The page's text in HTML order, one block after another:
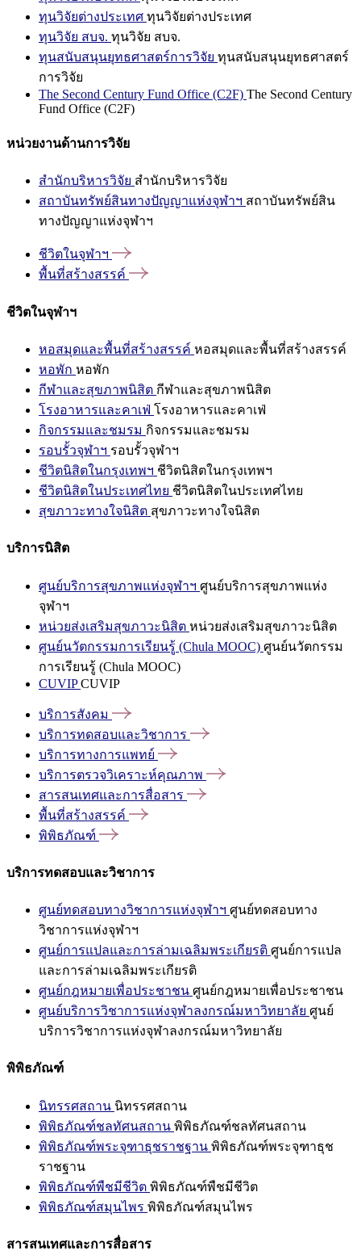
ทุนวิจัยต่างประเทศ ทุนวิจัยต่างประเทศ
ทุนวิจัย สบจ. ทุนวิจัย สบจ.
ทุนสนับสนุนยุทธศาสตร์การวิจัย ทุนสนับสนุนยุทธศาสตร์
การวิจัย
The Second Century Fund Office (C2F) The Second Century
Fund Office (C2F)
หน่วยงานด้านการวิจัย
สำนักบริหารวิจัย สำนักบริหารวิจัย
สถาบันทรัพย์สินทางปัญญาแห่งจุฬาฯ สถาบันทรัพย์สิน
ทางปัญญาแห่งจุฬาฯ
ชีวิตในจุฬาฯ
พื้นที่สร้างสรรค์
ชีวิตในจุฬาฯ
หอสมุดและพื้นที่สร้างสรรค์ หอสมุดและพื้นที่สร้างสรรค์
หอพัก หอพัก
กีฬาและสุขภาพนิสิต กีฬาและสุขภาพนิสิต
โรงอาหารและคาเฟ่ โรงอาหารและคาเฟ่
กิจกรรมและชมรม กิจกรรมและชมรม
รอบรั้วจุฬาฯ รอบรั้วจุฬาฯ
ชีวิตนิสิตในกรุงเทพฯ ชีวิตนิสิตในกรุงเทพฯ
ชีวิตนิสิตในประเทศไทย ชีวิตนิสิตในประเทศไทย
สุขภาวะทางใจนิสิต สุขภาวะทางใจนิสิต
บริการนิสิต
ศูนย์บริการสุขภาพแห่งจุฬาฯ ศูนย์บริการสุขภาพแห่ง
จุฬาฯ
หน่วยส่งเสริมสุขภาวะนิสิต หน่วยส่งเสริมสุขภาวะนิสิต
ศูนย์นวัตกรรมการเรียนรู้ (Chula MOOC) ศูนย์นวัตกรรม
การเรียนรู้ (Chula MOOC)
CUVIPCUVIP
บริการสังคม
บริการทดสอบและวิชาการ
บริการทางการแพทย์
บริการตรวจวิเคราะห์คุณภาพ
สารสนเทศและการสื่อสาร
พื้นที่สร้างสรรค์
พิพิธภัณฑ์
บริการทดสอบและวิชาการ
ศูนย์ทดสอบทางวิชาการแห่งจุฬาฯ ศูนย์ทดสอบทาง
วิชาการแห่งจุฬาฯ
ศูนย์การแปลและการล่ามเฉลิมพระเกียรติ ศูนย์การแปล
และการล่ามเฉลิมพระเกียรติ
ศูนย์กฎหมายเพื่อประชาชน ศูนย์กฎหมายเพื่อประชาชน
ศูนย์บริการวิชาการแห่งจุฬาลงกรณ์มหาวิทยาลัย ศูนย์
บริการวิชาการแห่งจุฬาลงกรณ์มหาวิทยาลัย
พิพิธภัณฑ์
นิทรรศสถาน นิทรรศสถาน
พิพิธภัณฑ์ชลทัศนสถาน พิพิธภัณฑ์ชลทัศนสถาน
พิพิธภัณฑ์พระจุฑาธุชราชฐาน พิพิธภัณฑ์พระจุฑาธุช
ราชฐาน
พิพิธภัณฑ์พืชมีชีวิต พิพิธภัณฑ์พืชมีชีวิต
พิพิธภัณฑ์สมุนไพร พิพิธภัณฑ์สมุนไพร
สารสนเทศและการสื่อสาร